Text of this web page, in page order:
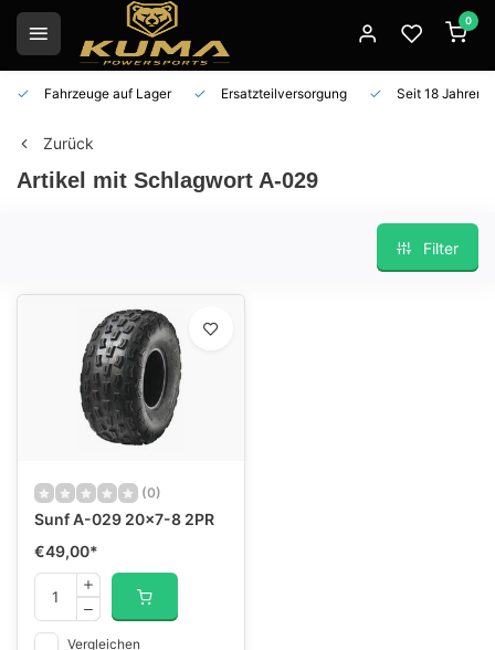
0
Fahrzeuge auf Lager Ersatzteilversorgung Seit 18 Jahren
Zurück
Artikel mit Schlagwort A-029
Filter
(0)
Sunf A-029 20x7-8 2PR
€49,00*
Vergleichen